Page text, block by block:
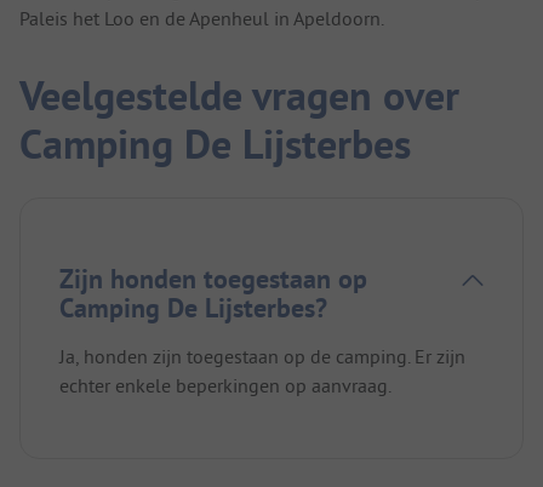
Paleis het Loo en de Apenheul in Apeldoorn.
Veelgestelde vragen over
Camping De Lijsterbes
Zijn honden toegestaan op
Camping De Lijsterbes?
Ja, honden zijn toegestaan op de camping. Er zijn
echter enkele beperkingen op aanvraag.